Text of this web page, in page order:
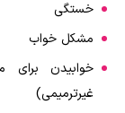
خستگی
مشکل خواب
خوابیدن
غیرترمیمی)